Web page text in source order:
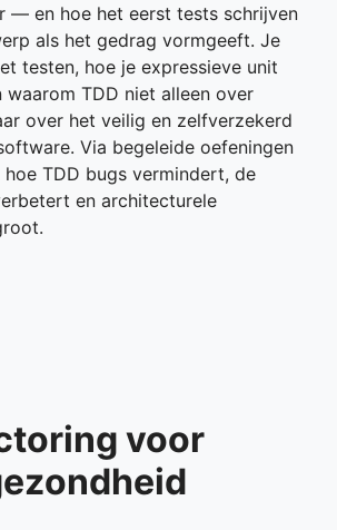
— en hoe het eerst tests schrijven
als het gedrag vormgeeft. Je
testen, hoe je expressieve unit
TDD niet alleen over
over het veilig en zelfverzekerd
Via begeleide oefeningen
TDD bugs vermindert, de
en architecturele
voor